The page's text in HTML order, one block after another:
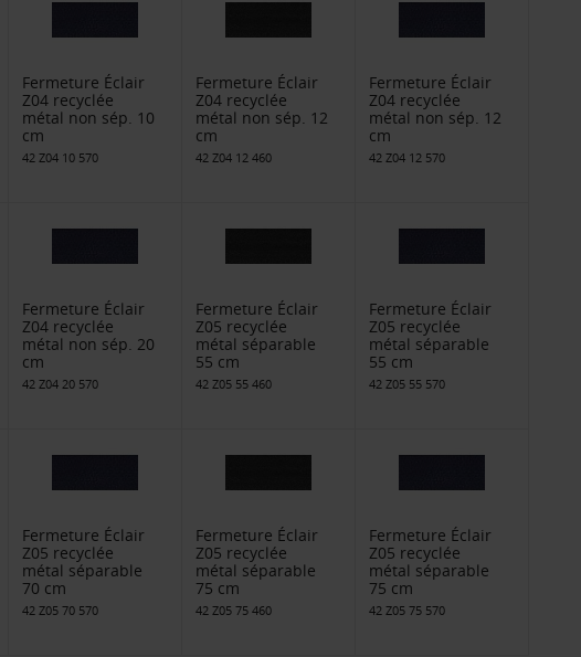
Fermeture Éclair
Z04 recyclée
métal non sép. 10
cm
42 Z04 10 570
Fermeture Éclair
Z04 recyclée
métal non sép. 12
cm
42 Z04 12 460
Fermeture Éclair
Z04 recyclée
métal non sép. 12
cm
42 Z04 12 570
Fermeture Éclair
Z04 recyclée
métal non sép. 20
cm
42 Z04 20 570
Fermeture Éclair
Z05 recyclée
métal séparable
55 cm
42 Z05 55 460
Fermeture Éclair
Z05 recyclée
métal séparable
55 cm
42 Z05 55 570
Fermeture Éclair
Z05 recyclée
métal séparable
70 cm
42 Z05 70 570
Fermeture Éclair
Z05 recyclée
métal séparable
75 cm
42 Z05 75 460
Fermeture Éclair
Z05 recyclée
métal séparable
75 cm
42 Z05 75 570